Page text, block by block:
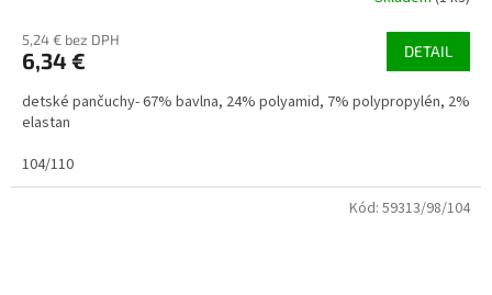
5,24 € bez DPH
6,34 € DETAIL
detské pančuchy- 67% bavlna, 24% polyamid, 7% polypropylén, 2%
elastan
104/110
Kód: 59313/98/104